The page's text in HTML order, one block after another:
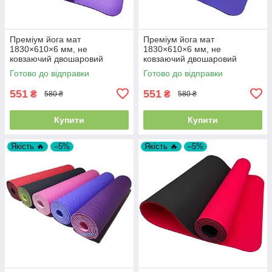
Преміум йога мат
1830×610×6 мм, не
ковзаючий двошаровий
килимок для фітнесу, TPE-
ТС, фіолетовий верх/
Готово до відправки
551 ₴ 580 ₴
Купити
Преміум йога мат
1830×610×6 мм, не
ковзаючий двошаровий
килимок для фітнесу, TPE-
ТС, блакитний верх/бузковий
Готово до відправки
551 ₴ 580 ₴
Купити
Якість 🔥 –5% Якість 🔥 –5%